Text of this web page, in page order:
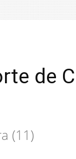
de
(11)